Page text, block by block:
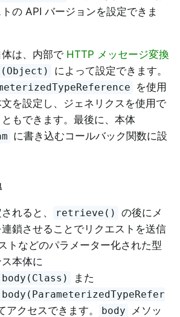
の API バージョンを設定できま
は、内部で HTTP メッセージ変換
によって設定できます。
を使用
を設定し、ジェネリクスを使用で
もできます。最後に、本体
に書き込むコールバック関数に設
れると、 retrieve()
の後にメ
鎖させることでリクエストを送信
トなどのパラメーター化された型
本体に
また
アクセスできます。 body
メソッ